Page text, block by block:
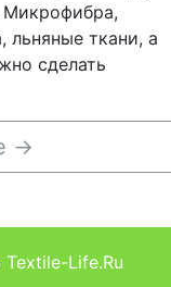
Микрофибра,
льняные ткани, а
сделать
→
Textile-Life.Ru